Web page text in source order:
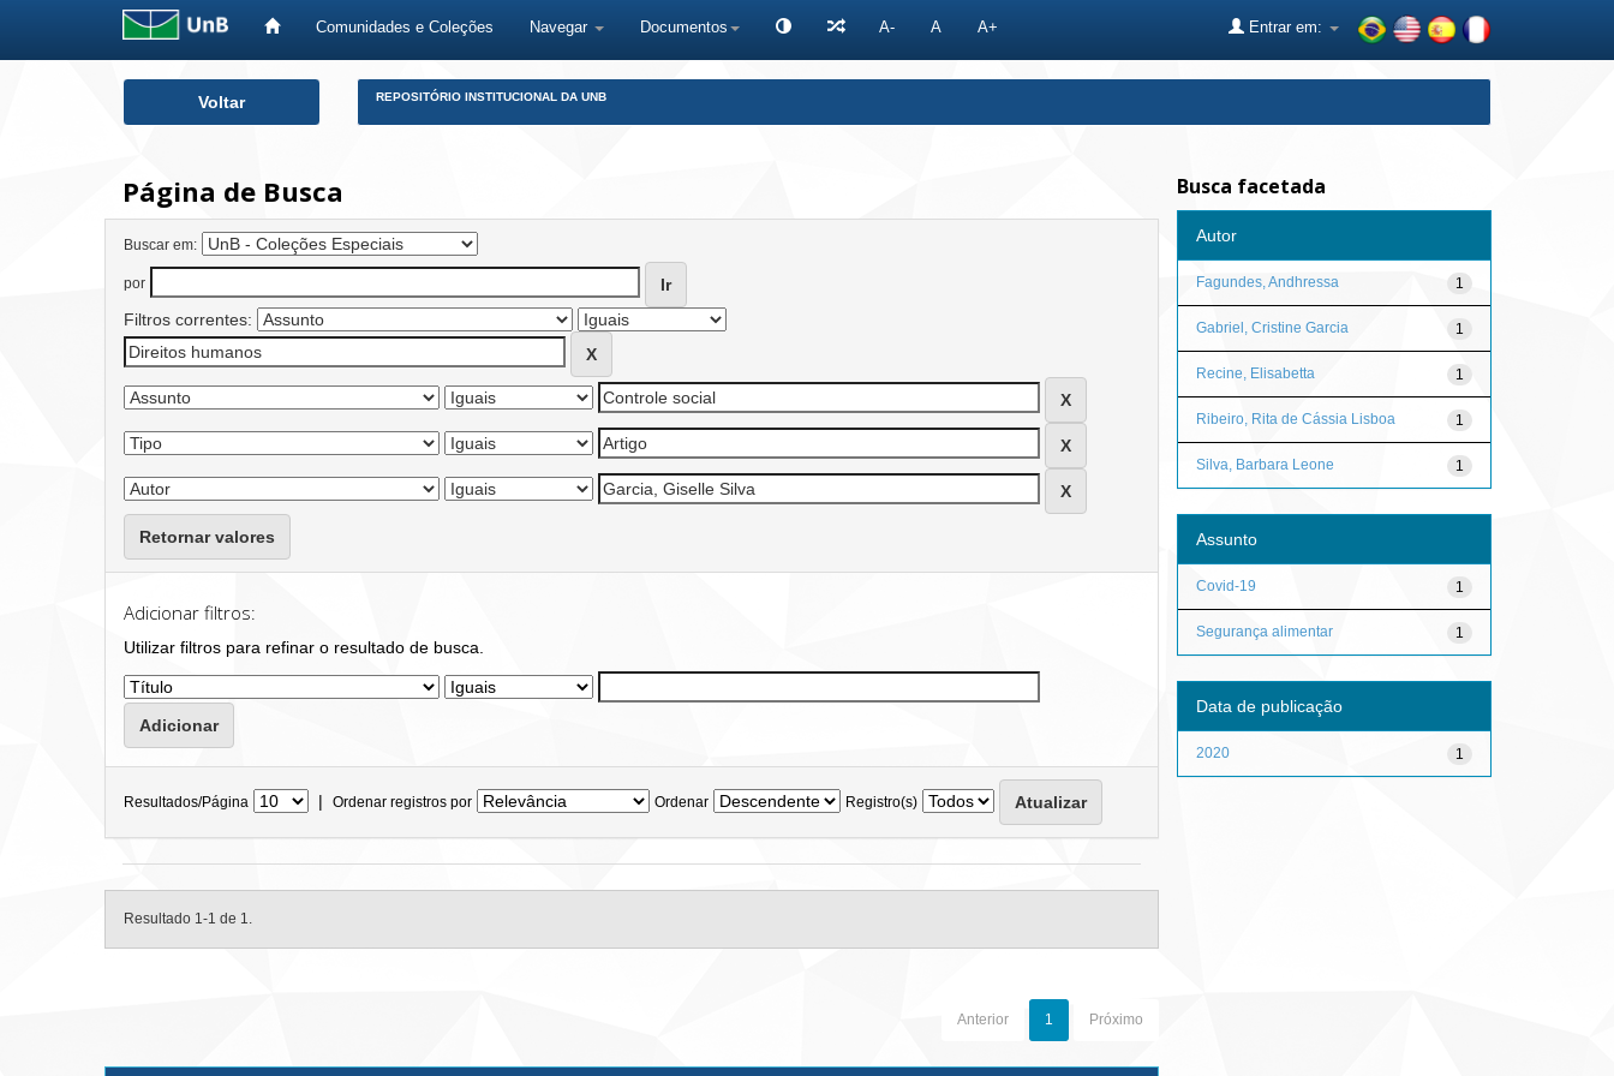
Comunidades e Coleções Navegar Documentos A- A A+ Entrar em:
Voltar REPOSITÓRIO INSTITUCIONAL DA UNB
Página de Busca
Buscar em:
por
Filtros correntes:
Retornar valores
Adicionar filtros:
Utilizar filtros para refinar o resultado de busca.
Resultados/Página | Ordenar registros por Ordenar Registro(s)
Resultado 1-1 de 1.
Anterior 1 Próximo
Busca facetada
Autor
1
Fagundes, Andhressa
1
Gabriel, Cristine Garcia
1
Recine, Elisabetta
1
Ribeiro, Rita de Cássia Lisboa
1
Silva, Barbara Leone
Assunto
1
Covid-19
1
Segurança alimentar
Data de publicação
1
2020